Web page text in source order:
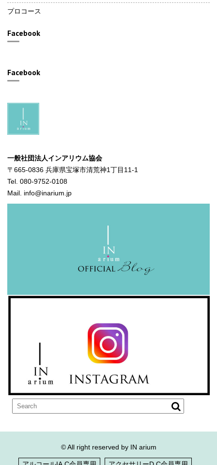
プロコース
Facebook
Facebook
一般社団法人インアリウム協会
〒665-0836 兵庫県宝塚市清荒神1丁目11-1
Tel. 080-9752-0108
Mail. info@inarium.jp
© All right reserved by IN arium